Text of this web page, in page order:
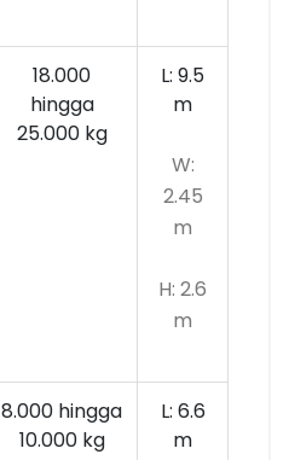
18.000
hingga
25.000 kg
L: 9.5
m
W:
2.45
m
H: 2.6
m
8.000 hingga
10.000kg
L: 6.6
m